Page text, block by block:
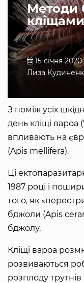
Методи
15 січня 2020
Лиза
З поміж усіх
день кліщі
впливають на
(Apis mellifera).
Ці
1987 році і
того, як
бджоли (Apis
бджолу.
Кліщі вароа
розвиваються
розплоду трутнів